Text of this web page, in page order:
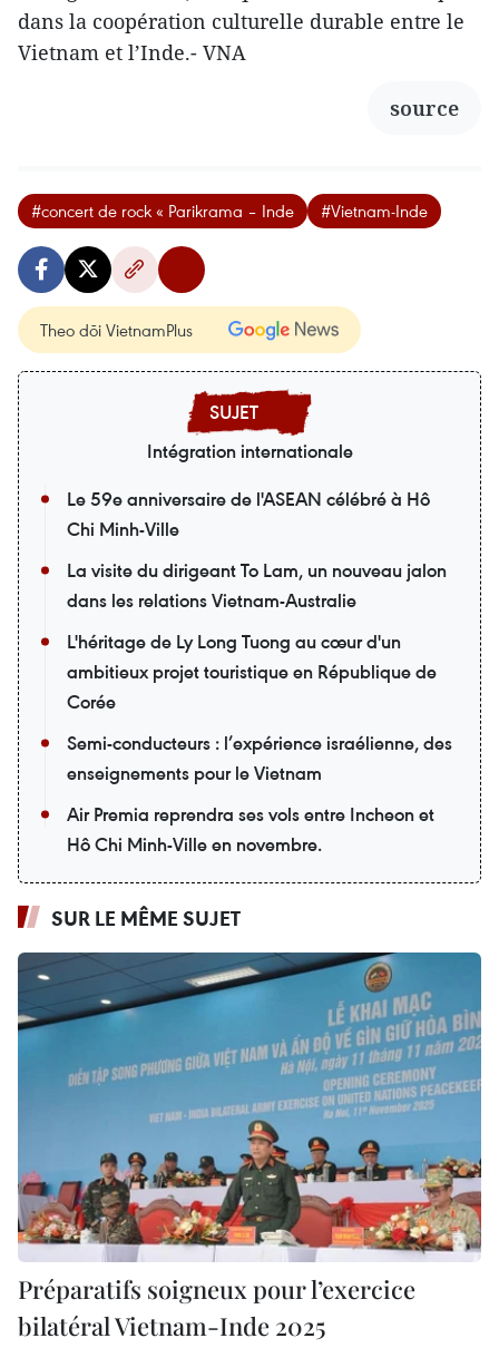
dans la coopération culturelle durable entre le
Vietnam et l’Inde.- VNA
source
#concert de rock « Parikrama – Inde #Vietnam-Inde
Theo dõi VietnamPlus
Intégration internationale
Le 59e anniversaire de l'ASEAN célébré à Hô
Chi Minh-Ville
La visite du dirigeant To Lam, un nouveau jalon
dans les relations Vietnam-Australie
L'héritage de Ly Long Tuong au cœur d'un
ambitieux projet touristique en République de
Corée
Semi-conducteurs : l’expérience israélienne, des
enseignements pour le Vietnam
Air Premia reprendra ses vols entre Incheon et
Hô Chi Minh-Ville en novembre.
SUR LE MÊME SUJET
Préparatifs soigneux pour l’exercice
bilatéral Vietnam-Inde 2025